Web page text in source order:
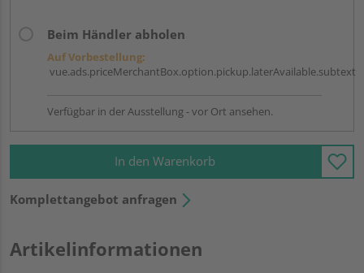
Beim Händler abholen
Auf Vorbestellung:
vue.ads.priceMerchantBox.option.pickup.laterAvailable.subtext
Verfügbar in der Ausstellung - vor Ort ansehen.
In den Warenkorb
Komplettangebot anfragen
Artikelinformationen